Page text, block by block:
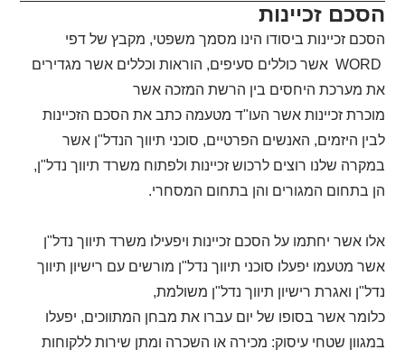
הסכם זכיינות
הסכם זכיינות ביסודו הינו מסמך משפטי, מקבץ של דפי
WORD אשר כוללים סעיפים, הוראות וכללים אשר מגדירים
את מערכת היחסים בין הרשת המזכה אשר
מוכרת זכיינות אשר העו"ד מטעמה כתב את הסכם הזכיינות
לבין היזמים, האנשים הפרטיים, סוכני תיווך הנדל"ן אשר
במקרה שלנו רוצים לרכוש זכיינות ולפתוח משרד תיווך נדל"ן,
הן בתחום המגורים והן בתחום המסחרי.
אלו אשר יחתמו על הסכם זכיינות ויפעילו משרד תיווך נדל"ן
אשר מטעמו יפעלו סוכני תיווך נדל"ן מורשים עם רישיון תיווך
נדל"ן ואגרת רישיון תיווך נדל"ן משולמת,
כלומר אשר בסופו של יום עברו את מבחן המתווכים, יפעלו
במגוון שטחי עיסוק: מכירה או השכרה ומתן שירות ללקוחות